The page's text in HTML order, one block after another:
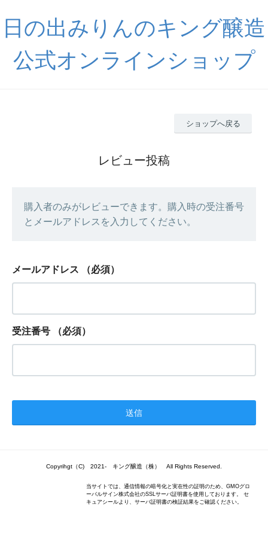
日の出みりんのキング醸造
公式オンラインショップ
ショップへ戻る
レビュー投稿
購入者のみがレビューできます。購入時の受注番号
とメールアドレスを入力してください。
メールアドレス （必須）
受注番号 （必須）
Copyrihgt（C) 2021- キング醸造（株） All Rights Reserved.
当サイトでは、通信情報の暗号化と実在性の証明のため、GMOグロ
ーバルサイン株式会社のSSLサーバ証明書を使用しております。 セ
キュアシールより、サーバ証明書の検証結果をご確認ください。